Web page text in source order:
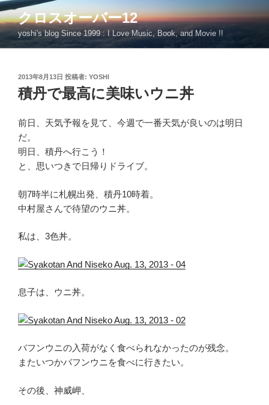
コ
ン
テ
ン
クロスオーバー12
yoshi's blog Since 1999 : I Love Music, Book, and Movie !!
投
稿
日:
2013年8月13日 投稿者: YOSHI
積丹で最高に美味いウニ丼
前日、天気予報を見て、今週で一番天気が良いのは明日
だ。
明日、積丹へ行こう！
と、思いつきで日帰りドライブ。
朝7時半に札幌出発、積丹10時着。
中村屋さんで待望のウニ丼。
私は、3色丼。
息子は、ウニ丼。
バフンウニの入荷がなく食べられなかったのが残念。
またいつかバフンウニを食べに行きたい。
その後、神威岬、